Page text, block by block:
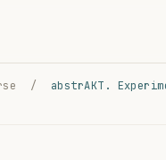
/
abstrAKT.